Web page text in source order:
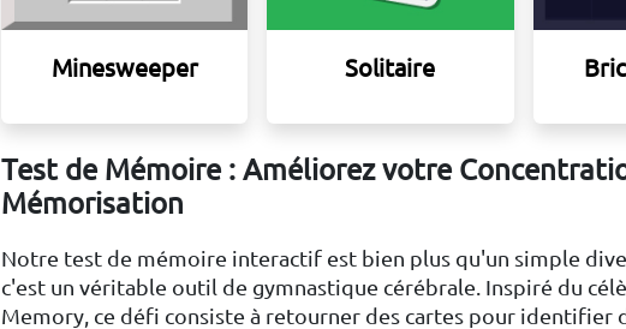
Minesweeper Solitaire
Test de Mémoire : Améliorez votre
Mémorisation
Notre test de mémoire interactif est bien plus qu'un simple
c'est un véritable outil de gymnastique cérébrale. Inspiré du
Memory, ce défi consiste à retourner des cartes pour identifier